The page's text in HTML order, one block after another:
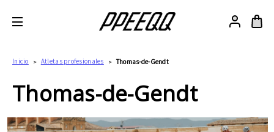
Inicio Atletas profesionales Thomas-de-Gendt
Thomas-de-Gendt